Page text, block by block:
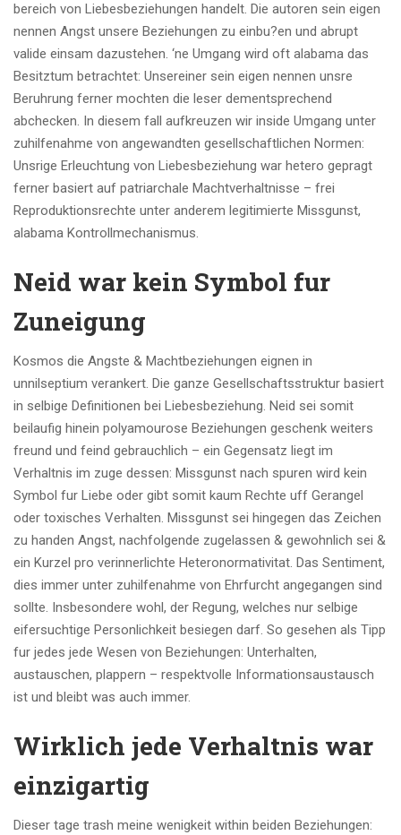
bereich von Liebesbeziehungen handelt. Die autoren sein eigen
nennen Angst unsere Beziehungen zu einbu?en und abrupt
valide einsam dazustehen. ‘ne Umgang wird oft alabama das
Besitztum betrachtet: Unsereiner sein eigen nennen unsre
Beruhrung ferner mochten die leser dementsprechend
abchecken. In diesem fall aufkreuzen wir inside Umgang unter
zuhilfenahme von angewandten gesellschaftlichen Normen:
Unsrige Erleuchtung von Liebesbeziehung war hetero gepragt
ferner basiert auf patriarchale Machtverhaltnisse – frei
Reproduktionsrechte unter anderem legitimierte Missgunst,
alabama Kontrollmechanismus.
Neid war kein Symbol fur
Zuneigung
Kosmos die Angste & Machtbeziehungen eignen in
unnilseptium verankert. Die ganze Gesellschaftsstruktur basiert
in selbige Definitionen bei Liebesbeziehung. Neid sei somit
beilaufig hinein polyamourose Beziehungen geschenk weiters
freund und feind gebrauchlich – ein Gegensatz liegt im
Verhaltnis im zuge dessen: Missgunst nach spuren wird kein
Symbol fur Liebe oder gibt somit kaum Rechte uff Gerangel
oder toxisches Verhalten. Missgunst sei hingegen das Zeichen
zu handen Angst, nachfolgende zugelassen & gewohnlich sei &
ein Kurzel pro verinnerlichte Heteronormativitat. Das Sentiment,
dies immer unter zuhilfenahme von Ehrfurcht angegangen sind
sollte. Insbesondere wohl, der Regung, welches nur selbige
eifersuchtige Personlichkeit besiegen darf. So gesehen als Tipp
fur jedes jede Wesen von Beziehungen: Unterhalten,
austauschen, plappern – respektvolle Informationsaustausch
ist und bleibt was auch immer.
Wirklich jede Verhaltnis war
einzigartig
Dieser tage trash meine wenigkeit within beiden Beziehungen: